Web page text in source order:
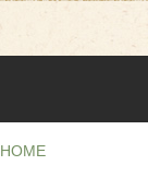
HOME